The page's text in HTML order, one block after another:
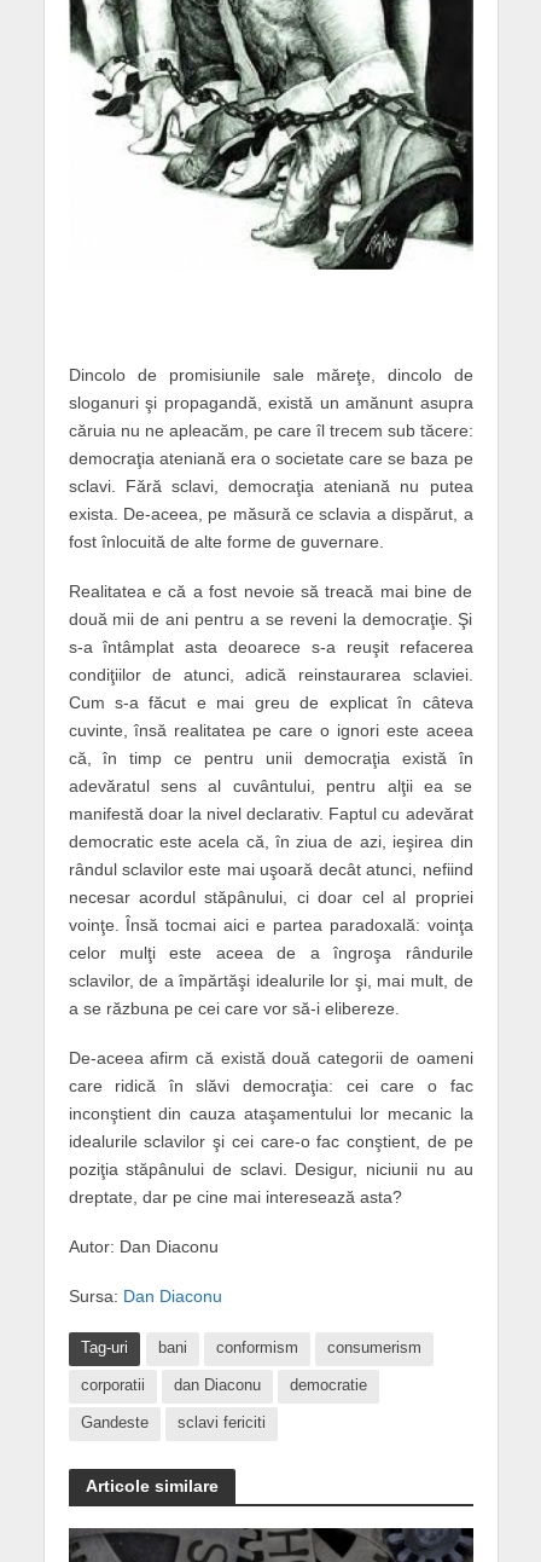
Dincolo de promisiunile sale măreţe, dincolo de
sloganuri şi propagandă, există un amănunt asupra
căruia nu ne apleacăm, pe care îl trecem sub tăcere:
democraţia ateniană era o societate care se baza pe
sclavi. Fără sclavi, democraţia ateniană nu putea
exista. De-aceea, pe măsură ce sclavia a dispărut, a
fost înlocuită de alte forme de guvernare.
Realitatea e că a fost nevoie să treacă mai bine de
două mii de ani pentru a se reveni la democraţie. Şi
s-a întâmplat asta deoarece s-a reuşit refacerea
condiţiilor de atunci, adică reinstaurarea sclaviei.
Cum s-a făcut e mai greu de explicat în câteva
cuvinte, însă realitatea pe care o ignori este aceea
că, în timp ce pentru unii democraţia există în
adevăratul sens al cuvântului, pentru alţii ea se
manifestă doar la nivel declarativ. Faptul cu adevărat
democratic este acela că, în ziua de azi, ieşirea din
rândul sclavilor este mai uşoară decât atunci, nefiind
necesar acordul stăpânului, ci doar cel al propriei
voinţe. Însă tocmai aici e partea paradoxală: voinţa
celor mulţi este aceea de a îngroşa rândurile
sclavilor, de a împărtăşi idealurile lor şi, mai mult, de
a se răzbuna pe cei care vor să-i elibereze.
De-aceea afirm că există două categorii de oameni
care ridică în slăvi democraţia: cei care o fac
inconştient din cauza ataşamentului lor mecanic la
idealurile sclavilor şi cei care-o fac conştient, de pe
poziţia stăpânului de sclavi. Desigur, niciunii nu au
dreptate, dar pe cine mai interesează asta?
Autor: Dan Diaconu
Sursa: Dan Diaconu
Tag-uri bani conformism consumerism
corporatii dan Diaconu democratie
Gandeste sclavi fericiti
Articole similare